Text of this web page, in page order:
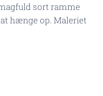
sort ramme
hænge op. Maleriet